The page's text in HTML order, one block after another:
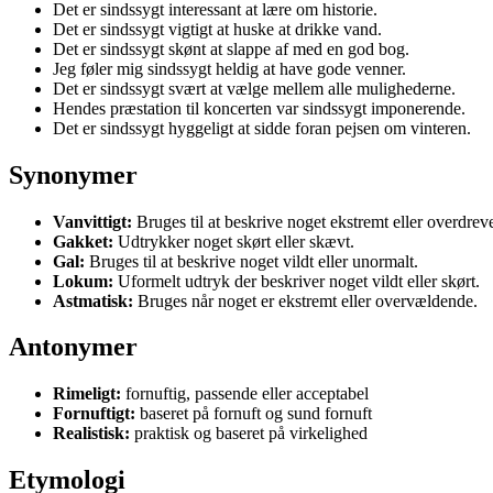
Det er sindssygt interessant at lære om historie.
Det er sindssygt vigtigt at huske at drikke vand.
Det er sindssygt skønt at slappe af med en god bog.
Jeg føler mig sindssygt heldig at have gode venner.
Det er sindssygt svært at vælge mellem alle mulighederne.
Hendes præstation til koncerten var sindssygt imponerende.
Det er sindssygt hyggeligt at sidde foran pejsen om vinteren.
Synonymer
Vanvittigt: Bruges til at beskrive noget ekstremt eller
Gakket: Udtrykker noget skørt eller skævt.
Gal: Bruges til at beskrive noget vildt eller unormalt.
Lokum: Uformelt udtryk der beskriver noget vildt eller skørt.
Astmatisk: Bruges når noget er ekstremt eller overvældende.
Antonymer
Rimeligt: fornuftig, passende eller acceptabel
Fornuftigt: baseret på fornuft og sund fornuft
Realistisk: praktisk og baseret på virkelighed
Etymologi